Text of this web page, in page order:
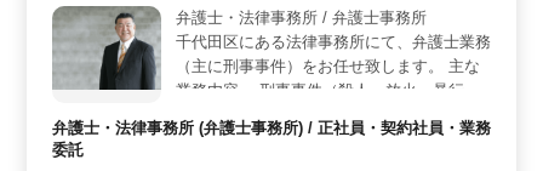
遇充実の環境＞ 年収600万円〜1500万円、実費支給の
通勤手当、社会保険完備、個人受任可能、弁護士費用事
務所負担可といった待遇が用意されています。週休2日制
で残業もほぼなし、働きやすさも追求しています。未経
弁護士・法律事務所 / 弁護士事務所
千代田区にある法律事務所にて、弁護士業務
（主に刑事事件）をお任せ致します。 主な
業務内容 ・刑事事件（殺人、放火、暴行、
迎です！ また、チャレンジしてみたいとい
弁護士・法律事務所 (弁護士事務所) / 正社員・契約社員・業務
委託